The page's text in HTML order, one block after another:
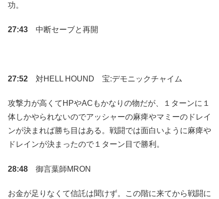
功。
27:43 中断セーブと再開
27:52 対HELL HOUND 宝:デモニックチャイム
攻撃力が高くてHPやACもかなりの物だが、１ターンに１
体しかやられないのでアッシャーの麻痺やマミーのドレイ
ンが決まれば勝ち目はある。戦闘では面白いように麻痺や
ドレインが決まったので１ターン目で勝利。
28:48 御言葉師MRON
お金が足りなくて信託は聞けず。この階に来てから戦闘に